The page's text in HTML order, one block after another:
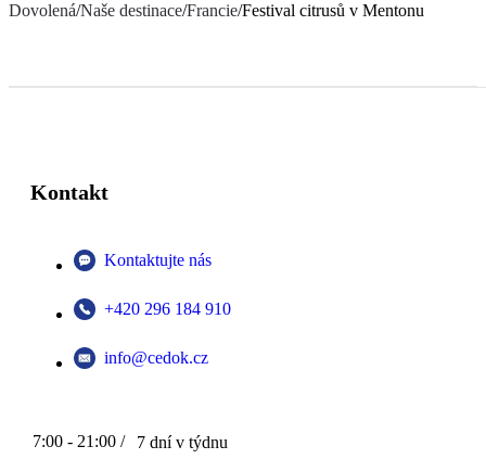
Dovolená/Naše destinace/Francie/Festival citrusů v Mentonu
Kontakt
Kontaktujte nás
+420 296 184 910
info@cedok.cz
7:00 - 21:00 / 7 dní v týdnu